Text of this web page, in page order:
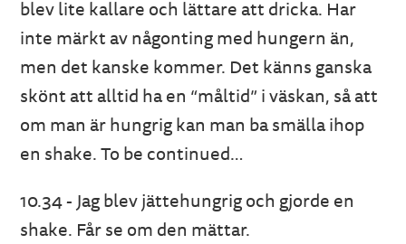
blev lite kallare och lättare att dricka. Har
inte märkt av någonting med hungern än,
men det kanske kommer. Det känns ganska
skönt att alltid ha en “måltid” i väskan, så att
om man är hungrig kan man ba smälla ihop
en shake. To be continued…
10.34 - Jag blev jättehungrig och gjorde en
shake. Får se om den mättar.